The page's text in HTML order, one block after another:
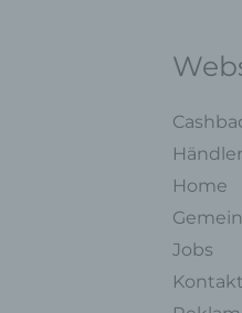
Home
Jobs
Kontakt